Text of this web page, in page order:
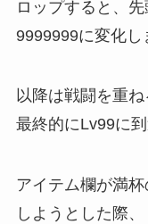
ロップすると、
9999999に変化し
以降は戦闘を重
最終的にLv99に到
アイテム欄が満
しようとした際